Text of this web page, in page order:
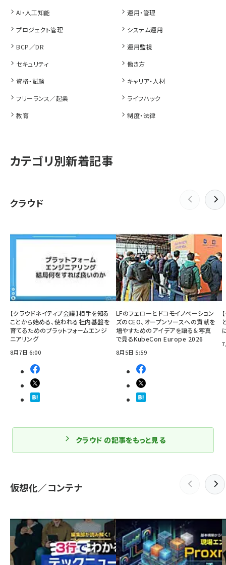
AI・人工知能
運用・管理
プロジェクト管理
システム運用
BCP／DR
運用監視
セキュリティ
働き方
資格・試験
キャリア・人材
フリーランス／起業
ライフハック
教育
制度・法律
カテゴリ別新着記事
クラウド
【クラウドネイティブ会議】相手を知る
ことから始める、使われる社内基盤を
育てるためのプラットフォームエンジ
ニアリング
8月7日 6:00
LFのフェローとドコモイノベーション
ズのCEO、オープンソースへの貢献を
増やすためのアイデアを語る＆写真
で見るKubeCon Europe 2026
8月5日 5:59
クラウド の記事をもっと見る
仮想化／コンテナ